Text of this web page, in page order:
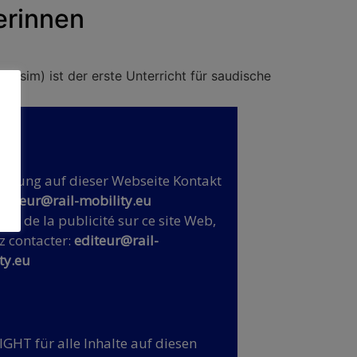
ist der erste Unterricht für saudische
auf dieser Webseite Kontakt
mobility.eu
de la publicité sur ce site Web,
contacter: editeur@rail-
für alle Inhalte auf diesen